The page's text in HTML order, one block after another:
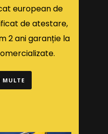
european de
de atestare,
2 ani garanție la
MULTE